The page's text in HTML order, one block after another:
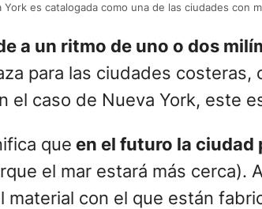
York es catalogada como una de las ciudades con
a un ritmo de uno o dos
para las ciudades
el caso de Nueva York, este
que en el futuro la ciudad
el mar estará más cerca).
con el que están